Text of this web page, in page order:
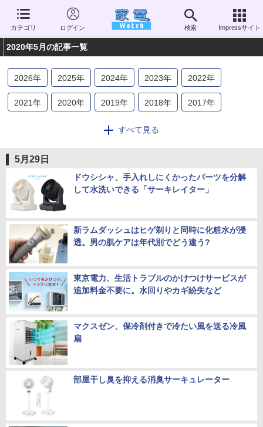
カテゴリ ログイン 検索 Impressサイト
2020年5月の記事一覧
2026年 2025年 2024年 2023年 2022年
2021年 2020年 2019年 2018年 2017年
2014年 2013
2006年
すべて見る
5月29日
ドウシシャ、手入れしにくかったパーツを分解
して水洗いできる「サーキレイター」
新ラムダッシュはヒゲ剃りと同時に化粧水が浸
透。男の肌ケアは年代別でどう違う?
東京電力、生活トラブルのかけつけサービスが
追加料金不要に。水回りやカギ紛失など
マクスゼン、保冷剤付きで冷たい風を送る冷風
扇
部屋干し臭を抑える消臭サーキュレーター